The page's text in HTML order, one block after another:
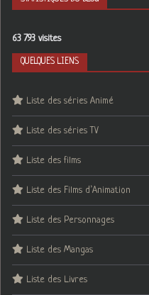
63 793 visites
QUELQUES LIENS
Liste des séries Animé
Liste des séries TV
Liste des films
Liste des Films d’Animation
Liste des Personnages
Liste des Mangas
Liste des Livres